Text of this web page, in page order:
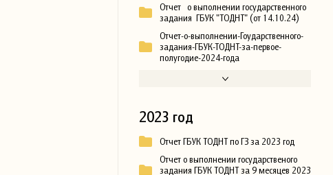
Отчет о выполнении государственного
задания ГБУК "ТОДНТ" (от 14.10.24)
Отчет-о-выполнении-Гоударственного-
задания-ГБУК-ТОДНТ-за-первое-
полугодие-2024-года
2023 год
Отчет ГБУК ТОДНТ по ГЗ за 2023 год
Отчет о выполнении государственого
задания ГБУК ТОДНТ за 9 месяцев 2023